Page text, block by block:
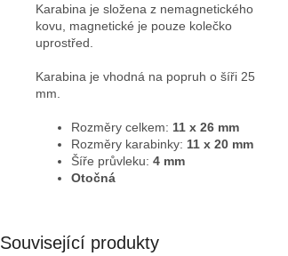
Karabina je složena z nemagnetického
kovu, magnetické je pouze kolečko
uprostřed.
Karabina je vhodná na popruh o šíři 25
mm.
Rozměry celkem: 11 x 26 mm
Rozměry karabinky: 11 x 20 mm
Šíře průvleku: 4 mm
Otočná
Související produkty